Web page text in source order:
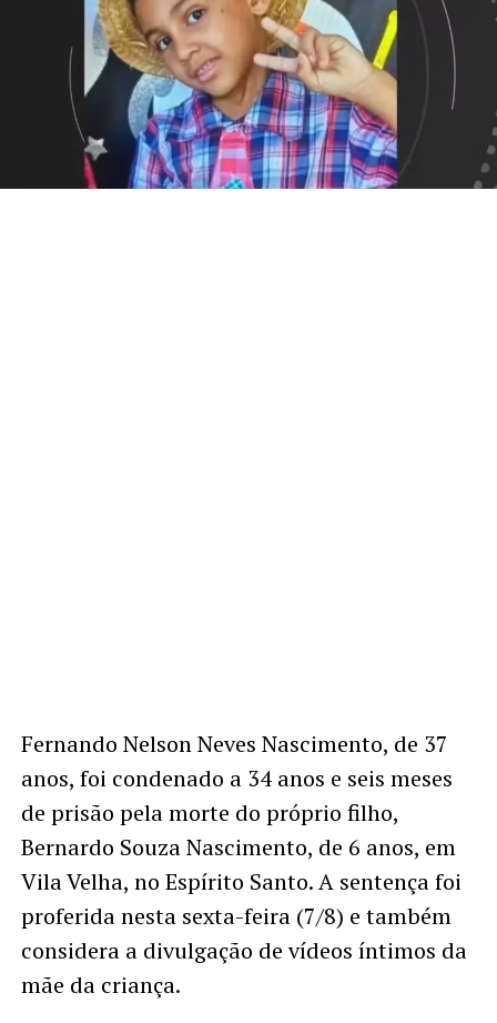
Fernando Nelson Neves Nascimento, de 37
anos, foi condenado a 34 anos e seis meses
de prisão pela morte do próprio filho,
Bernardo Souza Nascimento, de 6 anos, em
Vila Velha, no Espírito Santo. A sentença foi
proferida nesta sexta-feira (7/8) e também
considera a divulgação de vídeos íntimos da
mãe da criança.